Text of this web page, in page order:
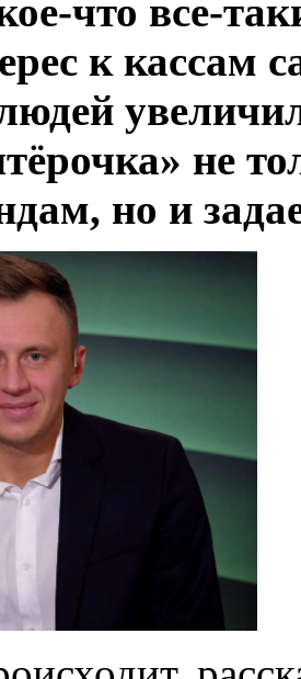
что все-
к кассам
не
но и